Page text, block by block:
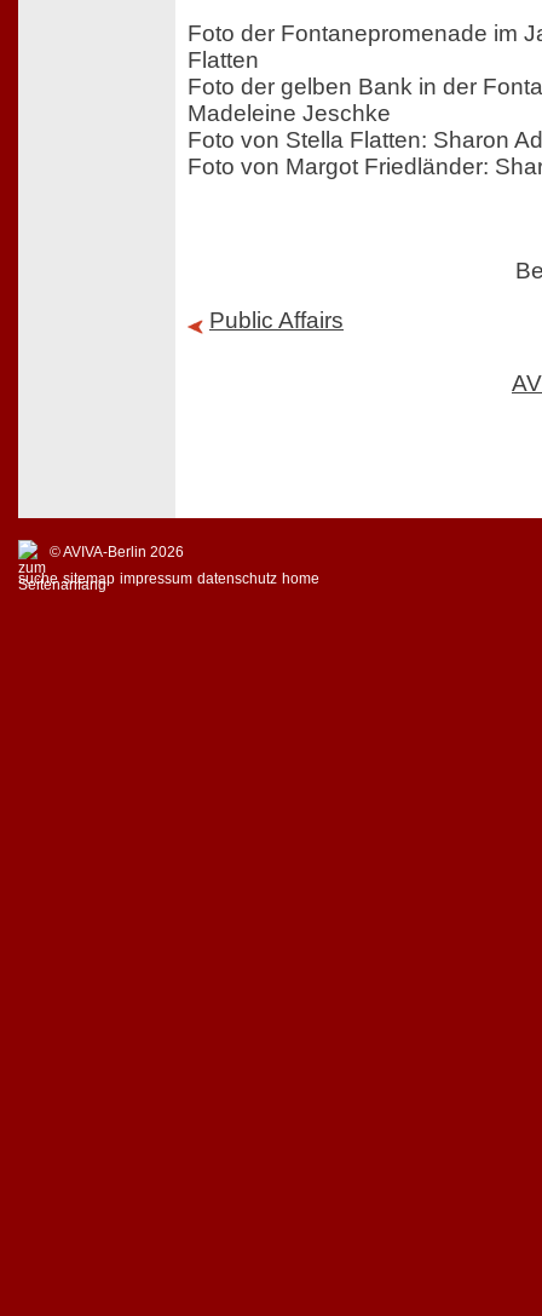
Foto der Fontanepromenade im
Flatten
Foto der gelben Bank in der
Madeleine Jeschke
Foto von Stella Flatten: Sharon
Foto von Margot Friedländer:
Public Affairs
© AVIVA-Berlin 2026
suche sitemap impressum datenschutz home